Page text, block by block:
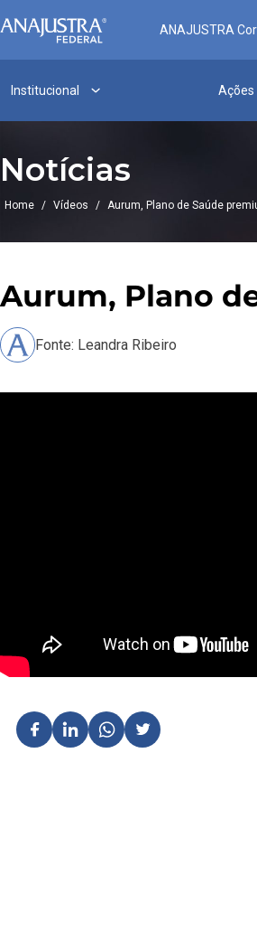
ANAJUSTRA
Institucional Ações
Notícias
Home / Vídeos / Aurum, Plano de Saúde
Aurum, Plano
Fonte: Leandra Ribeiro